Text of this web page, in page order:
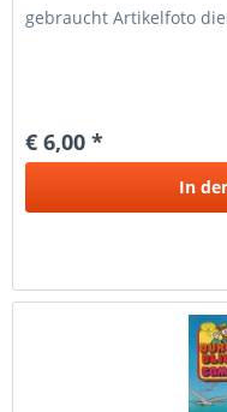
gebraucht Artikelfoto
€ 6,00 *
In